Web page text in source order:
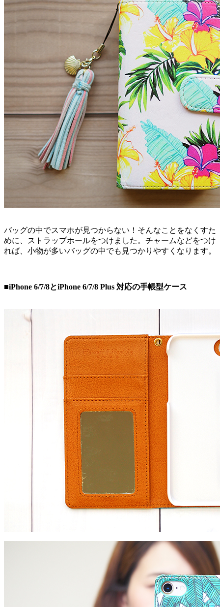
バッグの中でスマホが見つからない！そんなことをなくすた
めに、ストラップホールをつけました。チャームなどをつけ
れば、小物が多いバッグの中でも見つかりやすくなります。
■iPhone 6/7/8とiPhone 6/7/8 Plus 対応の手帳型ケース